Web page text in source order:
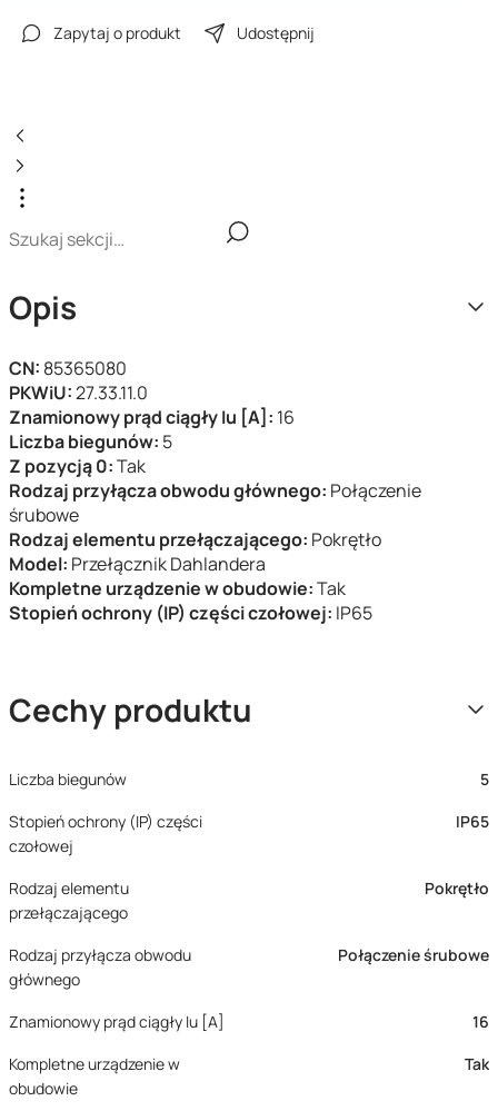
Zapytaj o produkt Udostępnij
Opis
CN: 85365080
PKWiU:27.33.11.0
Znamionowy prąd ciągły Iu [A]: 16
Liczba biegunów: 5
Z pozycją 0:Tak
Rodzaj przyłącza obwodu głównego: Połączenie
śrubowe
Rodzaj elementu przełączającego: Pokrętło
Model: Przełącznik Dahlandera
Kompletne urządzenie w obudowie:Tak
Stopień ochrony (IP) części czołowej: IP65
Cechy produktu
Liczba biegunów
5
Stopień ochrony (IP) części
czołowej
IP65
Rodzaj elementu
przełączającego
Pokrętło
Rodzaj przyłącza obwodu
głównego
Połączenie śrubowe
Znamionowy prąd ciągły Iu [A]
16
Kompletne urządzenie w
obudowie
Tak